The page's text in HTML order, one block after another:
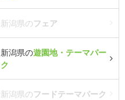
新潟県のフェア
新潟県の遊園地・テーマパー
ク
新潟県のフードテーマパーク